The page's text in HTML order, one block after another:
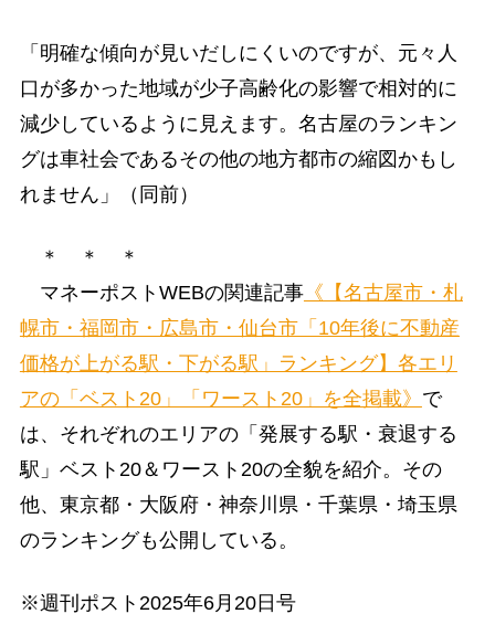
「明確な傾向が見いだしにくいのですが、元々人
口が多かった地域が少子高齢化の影響で相対的に
減少しているように見えます。名古屋のランキン
グは車社会であるその他の地方都市の縮図かもし
れません」（同前）
＊ ＊ ＊
マネーポストWEBの関連記事《【名古屋市・札
幌市・福岡市・広島市・仙台市「10年後に不動産
価格が上がる駅・下がる駅」ランキング】各エリ
アの「ベスト20」「ワースト20」を全掲載》 で
は、それぞれのエリアの「発展する駅・衰退する
駅」ベスト20＆ワースト20の全貌を紹介。その
他、東京都・大阪府・神奈川県・千葉県・埼玉県
のランキングも公開している。
※週刊ポスト2025年6月20日号